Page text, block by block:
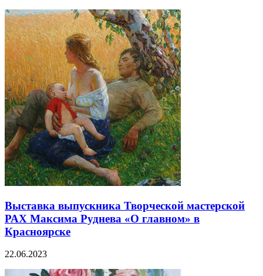
Выставка выпускника Творческой мастерской
РАХ Максима Руднева «О главном» в
Красноярске
22.06.2023